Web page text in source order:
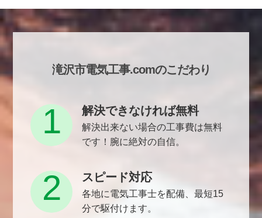
滝沢市電気工事.comのこだわり
解決できなければ無料
解決出来ない場合の工事費は無料
です！腕に絶対の自信。
1
スピード対応
各地に電気工事士を配備、最短15
分で駆付けます。
2